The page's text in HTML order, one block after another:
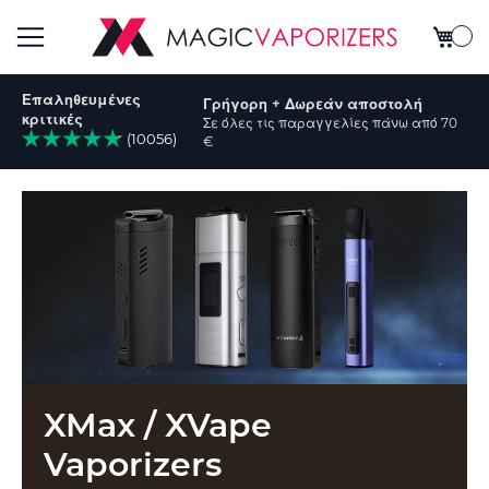
Εναλλαγή
Πλοήγησης
Το
Επαληθευμένες
κριτικές
(10056)
Γρήγορη + Δωρεάν αποστολή
Σε όλες τις παραγγελίες πάνω από 70
€
XMax / XVape
Vaporizers